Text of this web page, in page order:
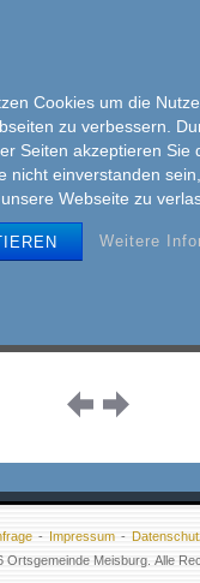
Cookies um die
zu verbessern.
Seiten akzeptieren Sie
nicht einverstanden
unsere Webseite zu
Weitere
MENU
Impressum
Ortsgemeinde Meisburg. Alle